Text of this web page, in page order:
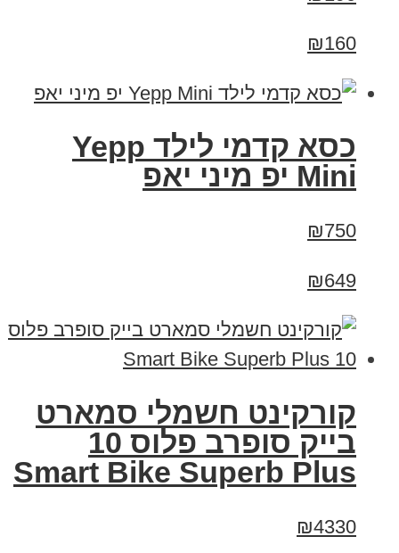
₪160
כסא קדמי לילד Yepp
Mini יפ מיני יאפ
₪750
₪649
קורקינט חשמלי סמארט
בייק סופרב פלוס 10
Smart Bike Superb Plus
₪4330